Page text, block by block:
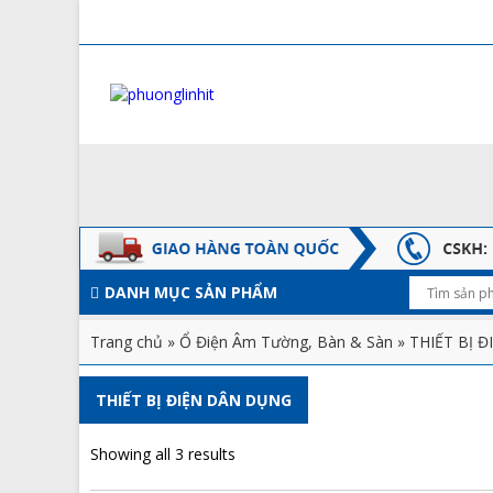
DANH MỤC SẢN PHẨM
Trang chủ » Ổ Điện Âm Tường, Bàn & Sàn » THIẾT BỊ
THIẾT BỊ ĐIỆN DÂN DỤNG
Showing all 3 results